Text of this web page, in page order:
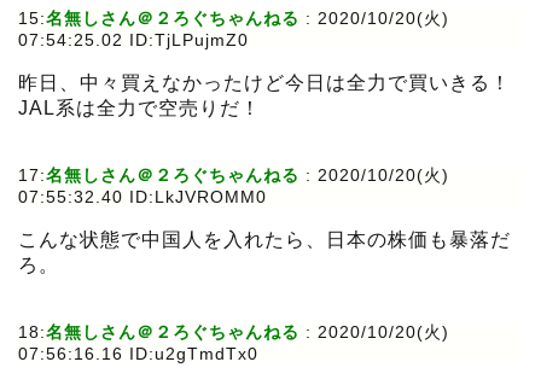
15:名無しさん＠２ろぐちゃんねる : 2020/10/20(火)
07:54:25.02 ID:TjLPujmZ0
昨日、中々買えなかったけど今日は全力で買いきる！
JAL系は全力で空売りだ！
17:名無しさん＠２ろぐちゃんねる : 2020/10/20(火)
07:55:32.40 ID:LkJVROMM0
こんな状態で中国人を入れたら、日本の株価も暴落だ
ろ。
18:名無しさん＠２ろぐちゃんねる : 2020/10/20(火)
07:56:16.16 ID:u2gTmdTx0